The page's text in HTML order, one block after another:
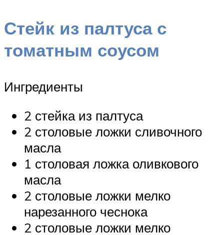
Стейк из палтуса с
томатным соусом
Ингредиенты
2 стейка из палтуса
2 столовые ложки сливочного
масла
1 столовая ложка оливкового
масла
2 столовые ложки мелко
нарезанного чеснока
2 столовые ложки мелко